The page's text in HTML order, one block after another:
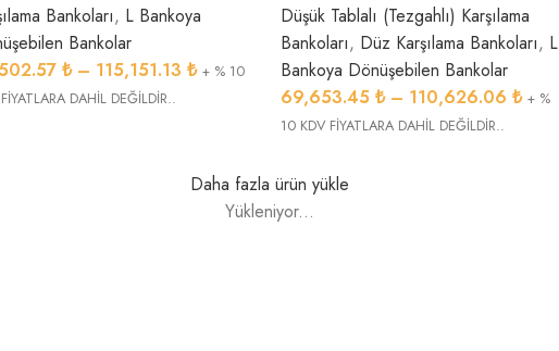
Bankoları, L Bankoya
Bankolar
₺ – 115,151.13 ₺ + % 10
DAHİL DEĞİLDİR..
Düşük Tablalı (Tezgahlı) Karşılama
Bankoları, Düz Karşılama Bankoları, L
Bankoya Dönüşebilen Bankolar
69,653.45 ₺ – 110,626.06 ₺ + %
10 KDV FİYATLARA DAHİL DEĞİLDİR..
Daha fazla ürün yükle
Yükleniyor...